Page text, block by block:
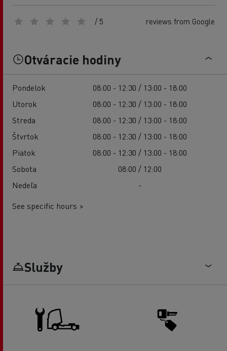
/ 5 reviews from Google
Otváracie hodiny
Pondelok
08:00 - 12:30 / 13:00 - 18:00
Utorok
08:00 - 12:30 / 13:00 - 18:00
Streda
08:00 - 12:30 / 13:00 - 18:00
Štvrtok
08:00 - 12:30 / 13:00 - 18:00
Piatok
08:00 - 12:30 / 13:00 - 18:00
Sobota
08:00 / 12:00
Nedeľa
-
See specific hours >
Služby